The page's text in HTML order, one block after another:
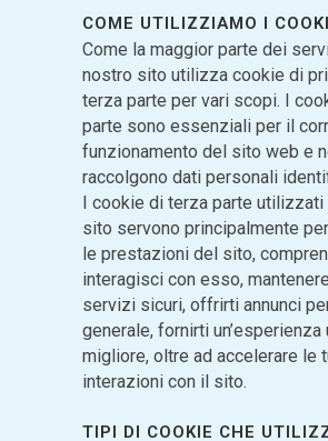
COME UTILIZZIAMO I
Come la maggior parte dei
nostro sito utilizza cookie di
terza parte per vari scopi. I
parte sono essenziali per il
funzionamento del sito web e
raccolgono dati personali
I cookie di terza parte utilizzati
sito servono principalmente
le prestazioni del sito,
interagisci con esso,
servizi sicuri, offrirti annunci
generale, fornirti un’esperienza
migliore, oltre ad accelerare le
interazioni con il sito.
TIPI DI COOKIE CHE